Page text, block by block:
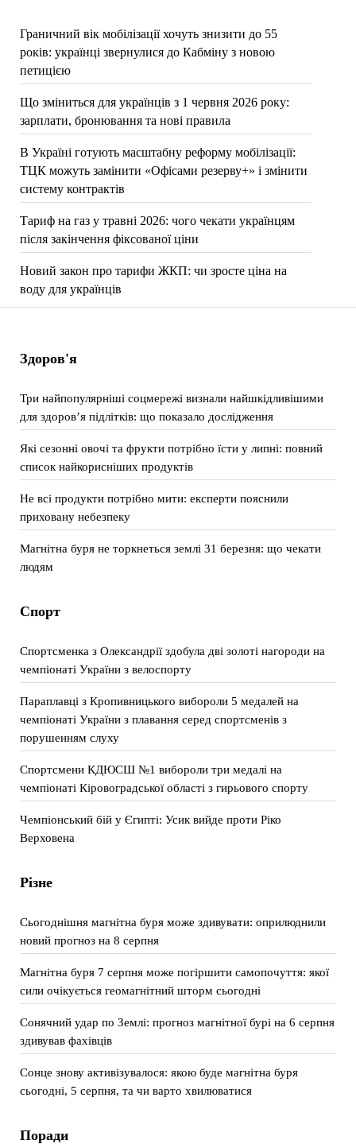
Граничний вік мобілізації хочуть знизити до 55
років: українці звернулися до Кабміну з новою
петицією
Що зміниться для українців з 1 червня 2026 року:
зарплати, бронювання та нові правила
В Україні готують масштабну реформу мобілізації:
ТЦК можуть замінити «Офісами резерву+» і змінити
систему контрактів
Тариф на газ у травні 2026: чого чекати українцям
після закінчення фіксованої ціни
Новий закон про тарифи ЖКП: чи зросте ціна на
воду для українців
Здоров'я
Три найпопулярніші соцмережі визнали найшкідливішими
для здоров’я підлітків: що показало дослідження
Які сезонні овочі та фрукти потрібно їсти у липні: повний
список найкорисніших продуктів
Не всі продукти потрібно мити: експерти пояснили
приховану небезпеку
Магнітна буря не торкнеться землі 31 березня: що чекати
людям
Спорт
Спортсменка з Олександрії здобула дві золоті нагороди на
чемпіонаті України з велоспорту
Параплавці з Кропивницького вибороли 5 медалей на
чемпіонаті України з плавання серед спортсменів з
порушенням слуху
Спортсмени КДЮСШ №1 вибороли три медалі на
чемпіонаті Кіровоградської області з гирьового спорту
Чемпіонський бій у Єгипті: Усик вийде проти Ріко
Верховена
Різне
Сьогоднішня магнітна буря може здивувати: оприлюднили
новий прогноз на 8 серпня
Магнітна буря 7 серпня може погіршити самопочуття: якої
сили очікується геомагнітний шторм сьогодні
Сонячний удар по Землі: прогноз магнітної бурі на 6 серпня
здивував фахівців
Сонце знову активізувалося: якою буде магнітна буря
сьогодні, 5 серпня, та чи варто хвилюватися
Поради